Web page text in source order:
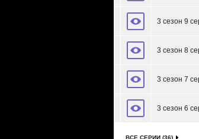
3 сезон 9
3 сезон 8
3 сезон 7
3 сезон 6
ВСЕ СЕРИИ (36)